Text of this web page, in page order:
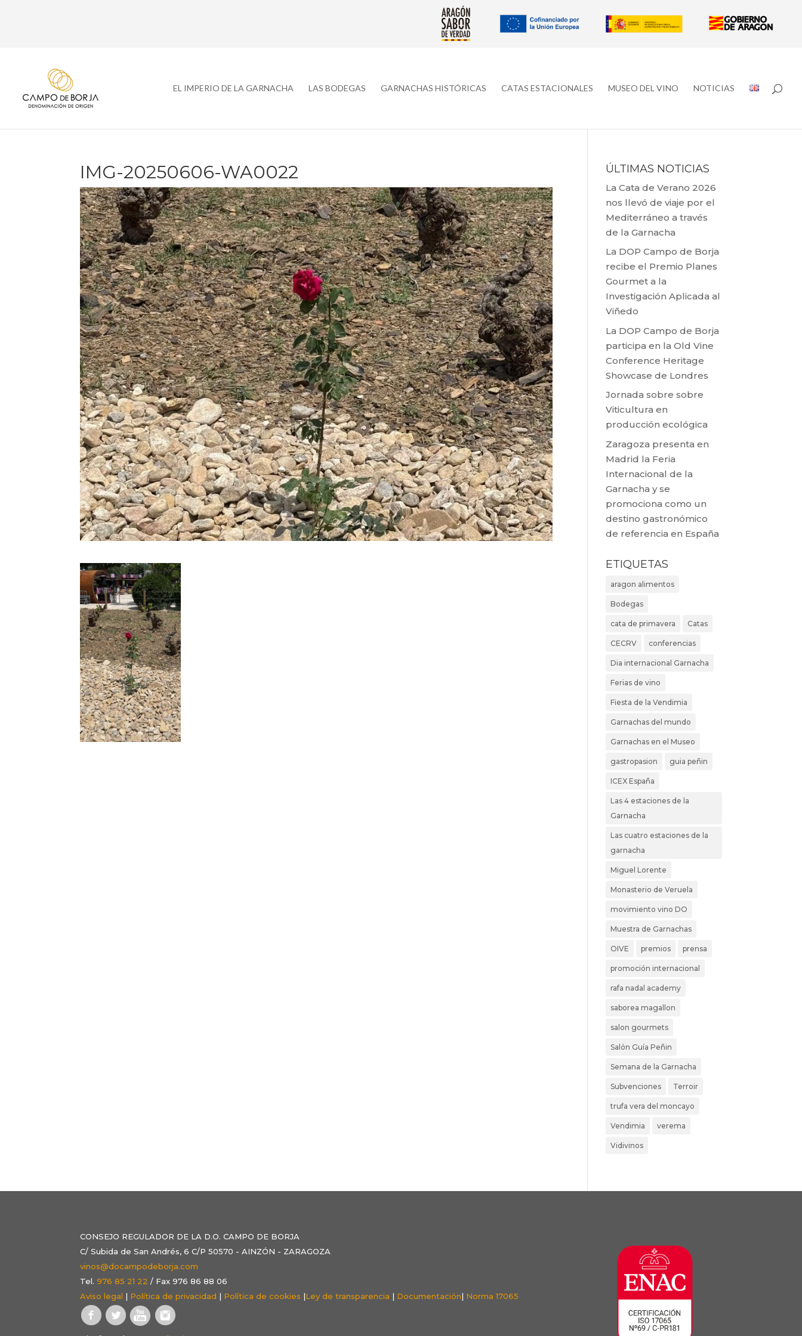
EL IMPERIO DE LA GARNACHA LAS BODEGAS GARNACHAS HISTÓRICAS CATAS ESTACIONALES MUSEO DEL VINO NOTICIAS
IMG-20250606-WA0022 ÚLTIMAS NOTICIAS
La Cata de Verano 2026
nos llevó de viaje por el
Mediterráneo a través
de la Garnacha
La DOP Campo de Borja
recibe el Premio Planes
Gourmet a la
Investigación Aplicada al
Viñedo
La DOP Campo de Borja
participa en la Old Vine
Conference Heritage
Showcase de Londres
Jornada sobre sobre
Viticultura en
producción ecológica
Zaragoza presenta en
Madrid la Feria
Internacional de la
Garnacha y se
promociona como un
destino gastronómico
de referencia en España
ETIQUETAS
aragon alimentos
Bodegas
cata de primavera Catas
CECRV conferencias
Dia internacional Garnacha
Ferias de vino
Fiesta de la Vendimia
Garnachas del mundo
Garnachas en el Museo
gastropasion guia peñin
ICEX España
Las 4 estaciones de la
Garnacha
Las cuatro estaciones de la
garnacha
Miguel Lorente
Monasterio de Veruela
movimiento vino DO
Muestra de Garnachas
OIVE premios prensa
promoción internacional
rafa nadal academy
saborea magallon
salon gourmets
Salón Guía Peñin
Semana de la Garnacha
Subvenciones Terroir
trufa vera del moncayo
Vendimia verema
Vidivinos
CONSEJO REGULADOR DE LA D.O. CAMPO DE BORJA
C/ Subida de San Andrés, 6 C/P 50570 - AINZÓN - ZARAGOZA
vinos@docampodeborja.com
Tel.976 85 21 22 / Fax 976 86 88 06
Aviso legal | Política de privacidad | Política de cookies |Ley de transparencia | Documentación| Norma 17065